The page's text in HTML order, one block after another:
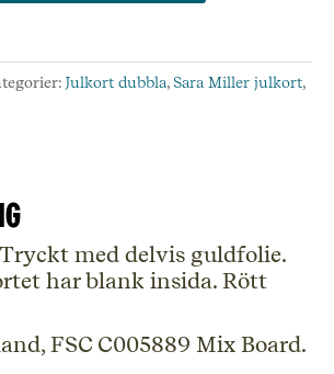
Julkort dubbla,Sara Miller julkort,
med delvis guldfolie.
har blank insida. Rött
FSC C005889 Mix Board.